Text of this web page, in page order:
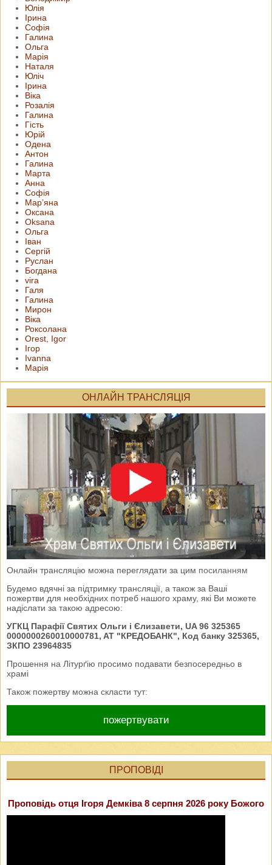
Юлія
Ірина
Софія
Галина
Ольга
Марія
Наталя
Юліч
Ірина
Віка
Розалія
Галина
Гість
Юрій
Одена
Антон
Галина
Марта
Анна
Софія
Мар’яна
Оксана
Oksana
Ольга
Іван
Сергій
Руслан
Богдана
vira
Галя
Галина
Мирон
Віка
Роксолана
Orest, Igor
Ігор
Ivanna
Марія
ОНЛАЙН ТРАНСЛЯЦІЯ
Онлайн трансляцію можна переглядати за цим посиланням
Будемо вдячні за підтримку трансляції, а також за Ваші
пожертви для необхідних потреб нашого храму, які Ви можете
надіслати за такою адресою:
УГКЦ Парафії Святих Ольги і Єлизавети, UA 96 325365
0000000260010000781, AT "КРЕДОБАНК", Код банку 325365,
ЗКПО 23964835
Прошення на Літурґію просимо подавати безпосередньо в
храмі
Також пожертву можна скласти тут:
пожертвувати
ПРОПОВІДІ
Проповідь отця Ігоря Демківа 8 серпня 2026 року Божого